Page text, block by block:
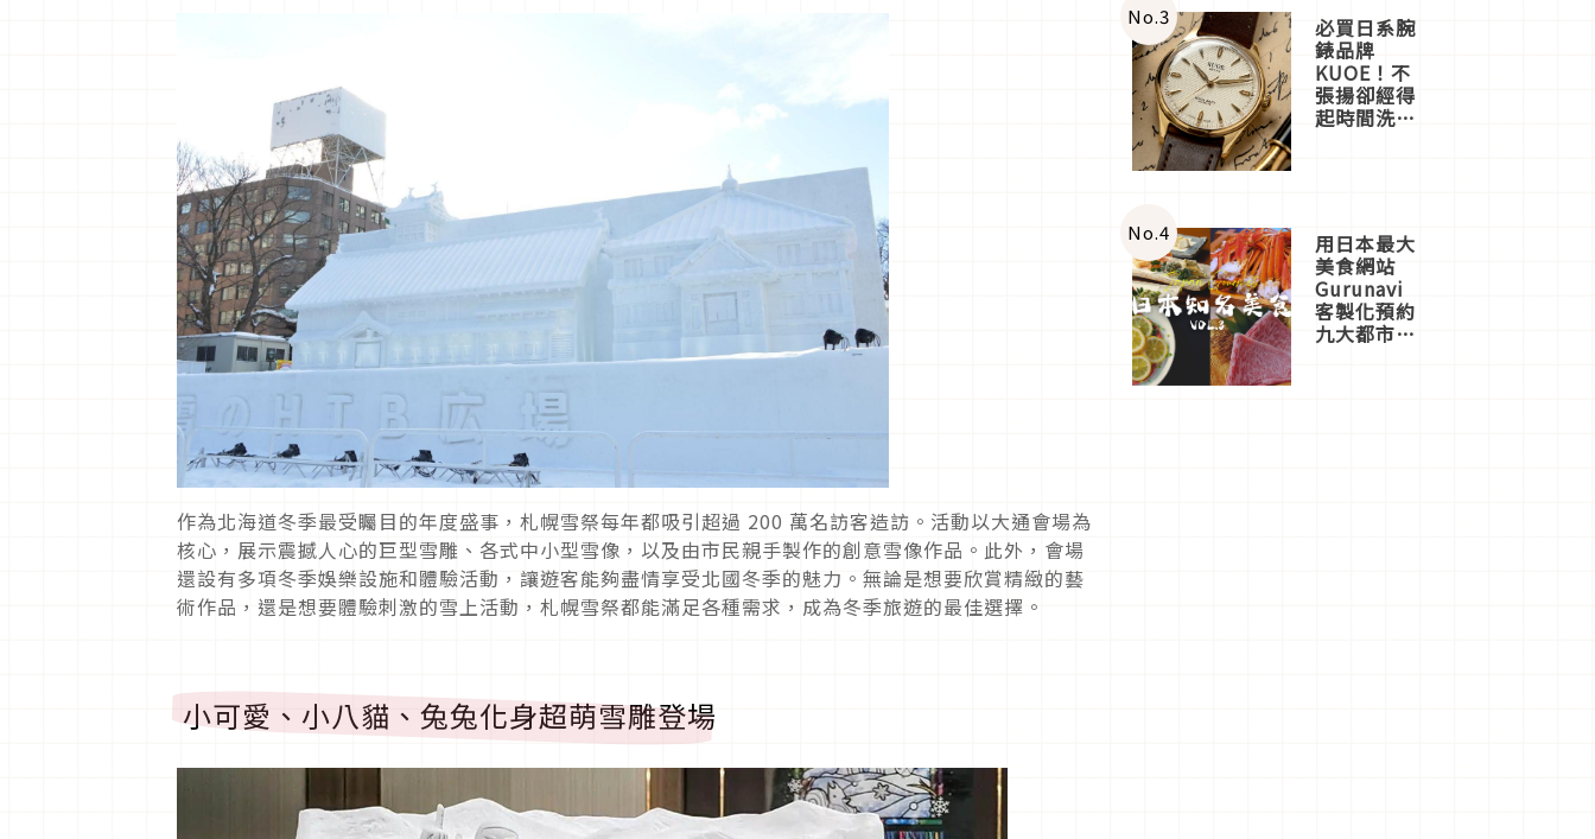
作為北海道冬季最受矚目的年度盛事，札幌雪祭每年都吸引超過 200 萬名訪客造訪。活動以大通會場為
核心，展示震撼人心的巨型雪雕、各式中小型雪像，以及由市民親手製作的創意雪像作品。此外，會場
還設有多項冬季娛樂設施和體驗活動，讓遊客能夠盡情享受北國冬季的魅力。無論是想要欣賞精緻的藝
術作品，還是想要體驗刺激的雪上活動，札幌雪祭都能滿足各種需求，成為冬季旅遊的最佳選擇。
小可愛、小八貓、兔兔化身超萌雪雕登場
No.3 必買日系腕
錶品牌
KUOE！不
張揚卻經得
起時間洗鍊
No.4 用日本最大
美食網站
Gurunavi
客製化預約
九大都市餐